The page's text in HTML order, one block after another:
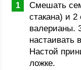
Смешать
стакана) и
валерианы.
настаивать
Настой
ложке.